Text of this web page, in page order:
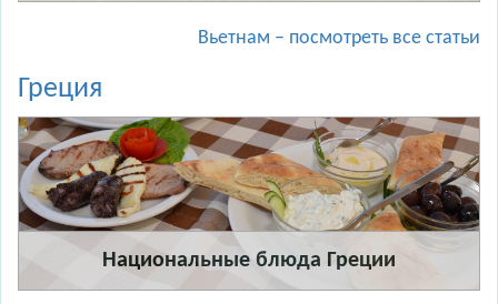
Вьетнам – посмотреть все статьи
Греция
Национальные блюда Греции